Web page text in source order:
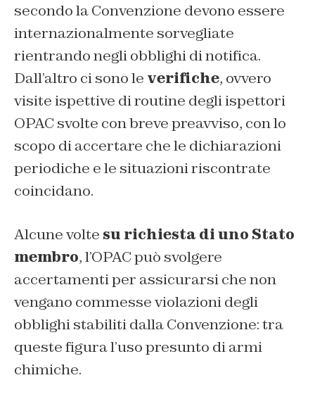
secondo la Convenzione devono essere
internazionalmente sorvegliate
rientrando negli obblighi di notifica.
Dall’altro ci sono le verifiche, ovvero
visite ispettive di routine degli ispettori
OPAC svolte con breve preavviso, con lo
scopo di accertare che le dichiarazioni
periodiche e le situazioni riscontrate
coincidano.
Alcune volte su richiesta di uno Stato
membro, l’OPAC può svolgere
accertamenti per assicurarsi che non
vengano commesse violazioni degli
obblighi stabiliti dalla Convenzione: tra
queste figura l’uso presunto di armi
chimiche.